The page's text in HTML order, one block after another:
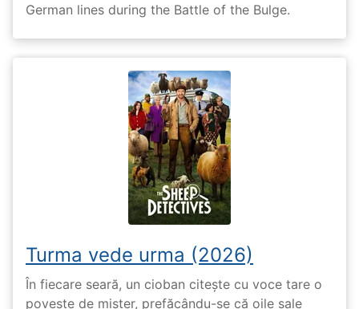
German lines during the Battle of the Bulge.
Turma vede urma (2026)
În fiecare seară, un cioban citește cu voce tare o
poveste de mister, prefăcându-se că oile sale